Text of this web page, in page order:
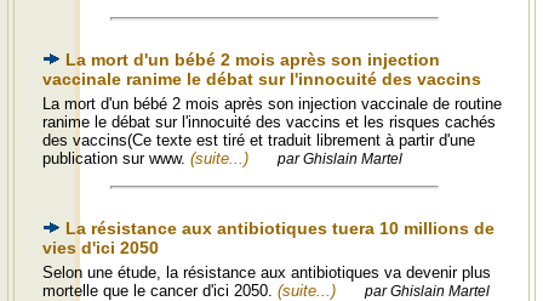
La mort d'un bébé 2 mois après son injection
vaccinale ranime le débat sur l'innocuité des vaccins
La mort d'un bébé 2 mois après son injection vaccinale de routine
ranime le débat sur l'innocuité des vaccins et les risques cachés
des vaccins(Ce texte est tiré et traduit librement à partir d'une
publication sur www. (suite...) par Ghislain Martel
La résistance aux antibiotiques tuera 10 millions de
vies d'ici 2050
Selon une étude, la résistance aux antibiotiques va devenir plus
mortelle que le cancer d'ici 2050. (suite...) par Ghislain Martel